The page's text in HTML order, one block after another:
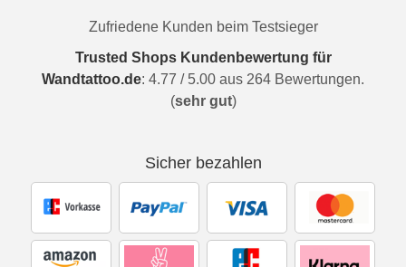
Zufriedene Kunden beim Testsieger
Trusted Shops Kundenbewertung für
Wandtattoo.de: 4.77 / 5.00 aus 264 Bewertungen.
(sehr gut)
Sicher bezahlen